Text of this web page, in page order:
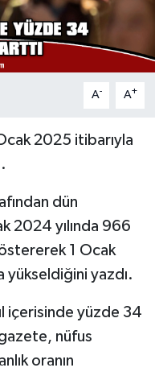
A- A+
2025 itibarıyla
dün
2024 yılında 966
1 Ocak
yükseldiğini yazdı.
içerisinde yüzde 34
nüfus
oranın